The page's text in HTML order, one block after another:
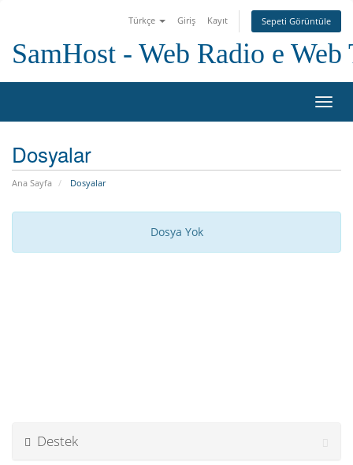
Türkçe Giriş Kayıt Sepeti Görüntüle
SamHost - Web Radio e
Dosyalar
Ana Sayfa Dosyalar
Dosya Yok
Destek